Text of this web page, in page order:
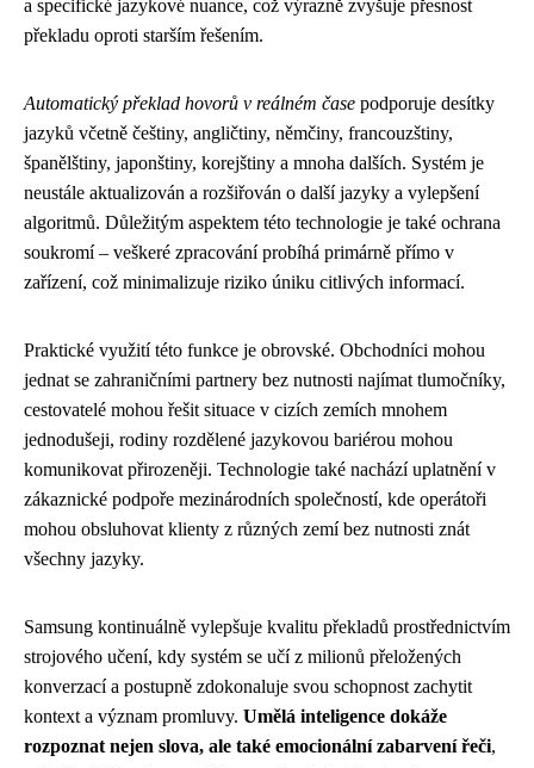
a specifické jazykové nuance, což výrazně zvyšuje přesnost
překladu oproti starším řešením.
Automatický překlad hovorů v reálném čase podporuje desítky
jazyků včetně češtiny, angličtiny, němčiny, francouzštiny,
španělštiny, japonštiny, korejštiny a mnoha dalších. Systém je
neustále aktualizován a rozšiřován o další jazyky a vylepšení
algoritmů. Důležitým aspektem této technologie je také ochrana
soukromí – veškeré zpracování probíhá primárně přímo v
zařízení, což minimalizuje riziko úniku citlivých informací.
Praktické využití této funkce je obrovské. Obchodníci mohou
jednat se zahraničními partnery bez nutnosti najímat tlumočníky,
cestovatelé mohou řešit situace v cizích zemích mnohem
jednodušeji, rodiny rozdělené jazykovou bariérou mohou
komunikovat přirozeněji. Technologie také nachází uplatnění v
zákaznické podpoře mezinárodních společností, kde operátoři
mohou obsluhovat klienty z různých zemí bez nutnosti znát
všechny jazyky.
Samsung kontinuálně vylepšuje kvalitu překladů prostřednictvím
strojového učení, kdy systém se učí z milionů přeložených
konverzací a postupně zdokonaluje svou schopnost zachytit
kontext a význam promluvy. Umělá inteligence dokáže
rozpoznat nejen slova, ale také emocionální zabarvení řeči,